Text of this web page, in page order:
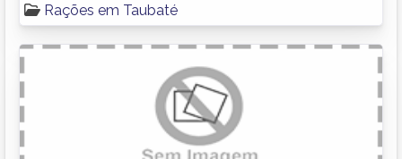
Rações em Taubaté